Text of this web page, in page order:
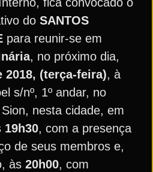
do SANTOS
para reunir-se em
, no próximo dia,
2018, (terça-feira), à
s/nº, 1º andar, no
nesta cidade, em
19h30, com a presença
de seus membros e,
às 20h00, com